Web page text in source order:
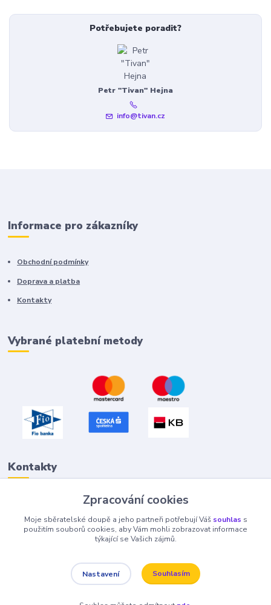
Potřebujete poradit?
Petr "Tivan" Hejna
info@tivan.cz
Informace pro zákazníky
Obchodní podmínky
Doprava a platba
Kontakty
Vybrané platební metody
Kontakty
info@tivan.cz
Zpracování cookies
Moje sběratelské doupě a jeho partneři potřebují Váš souhlas s
použitím souborů cookies, aby Vám mohli zobrazovat informace
týkající se Vašich zájmů.
Nastavení Souhlasím